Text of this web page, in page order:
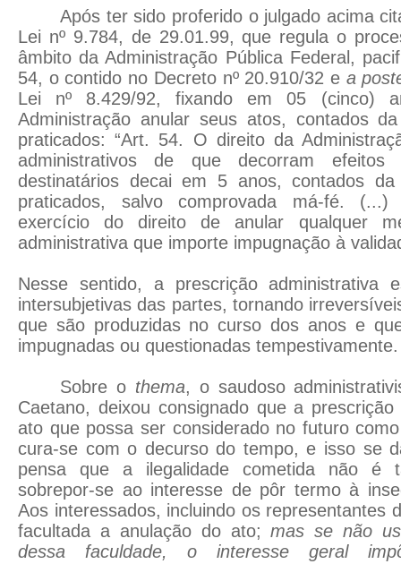
Após ter sido proferido o julgado acima
Lei nº 9.784, de 29.01.99, que regula o
âmbito da Administração Pública Federal,
54, o contido no Decreto nº 20.910/32 e a
Lei nº 8.429/92, fixando em 05 (cinco)
Administração anular seus atos, contados
praticados: “Art. 54. O direito da
administrativos de que decorram
destinatários decai em 5 anos, contados
praticados, salvo comprovada má-fé. (...)
exercício do direito de anular qualquer
administrativa que importe impugnação à
Nesse sentido, a prescrição administrativa
intersubjetivas das partes, tornando
que são produzidas no curso dos anos e
impugnadas ou questionadas tempestivamente.
Sobre o thema, o saudoso
Caetano, deixou consignado que a
ato que possa ser considerado no futuro
cura-se com o decurso do tempo, e isso se
pensa que a ilegalidade cometida não é
sobrepor-se ao interesse de pôr termo à
Aos interessados, incluindo os representantes
facultada a anulação do ato;mas se não
dessa faculdade, o interesse geral